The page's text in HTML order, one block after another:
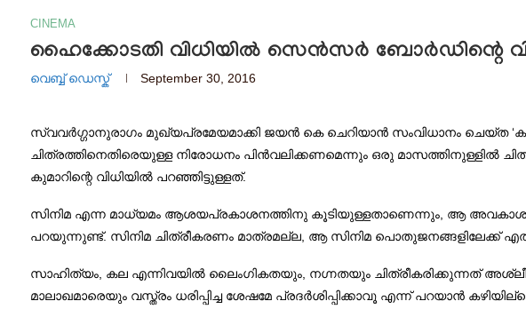
CINEMA
ഹൈക്കോടതി വിധിയില്‍ സെന്‍സര്‍ ബോര്‍ഡിന്റെ
വെബ്ബ് ഡെസ്ക് September 30, 2016
സ്വവര്‍ഗ്ഗാനുരാഗം മുഖ്യപ്രമേയമാക്കി ജയന്‍ കെ ചെറിയാന്‍ സംവിധാനം ചെയ്ത
ചിത്രത്തിനെതിരെയുള്ള നിരോധനം പിന്‍വലിക്കണമെന്നും ഒരു മാസത്തിനുള്ളില്‍
കുമാറിന്റെ വിധിയില്‍ പറഞ്ഞിട്ടുള്ളത്.
സിനിമ എന്ന മാധ്യമം ആശയപ്രകാശനത്തിനു കൂടിയുള്ളതാണെന്നും, ആ അവകാശം
പറയുന്നുണ്ട്. സിനിമ ചിത്രീകരണം മാത്രമല്ല, ആ സിനിമ പൊതുജനങ്ങളിലേക്ക്
സാഹിത്യം, കല എന്നിവയില്‍ ലൈംഗികതയും, നഗ്നതയും ചിത്രീകരിക്കുന്നത്
മാലാഖമാരെയും വസ്ത്രം ധരിപ്പിച്ച ശേഷമേ പ്രദര്‍ശിപ്പിക്കാവൂ എന്ന് പറയാന്‍